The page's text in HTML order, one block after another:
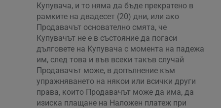
Купувача, и то няма да бъде прекратено в
рамките на двадесет (20) дни, или ако
Продавачът основателно смята, че
Купувачът не е в състояние да погаси
дълговете на Купувача с момента на падежа
им, след това и във всеки такъв случай
Продавачът може, в допълнение към
упражняването на някои или всички други
права, които Продавачът може да има, да
изиска плащане на Наложен платеж при